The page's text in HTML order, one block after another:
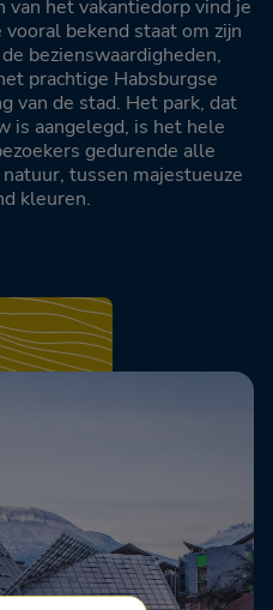
het vakantiedorp vind je
bekend staat om zijn
bezienswaardigheden,
prachtige Habsburgse
van de stad. Het park, dat
is aangelegd, is het hele
gedurende alle
tussen majestueuze
kleuren.